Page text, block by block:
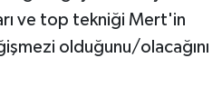
ve top tekniği Mert'in
olduğunu/olacağını